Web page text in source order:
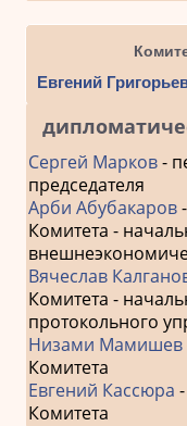
Евгений
Сергей Марков-
председателя
Арби Абубакаров-
Комитета -
Вячеслав
Комитета -
протокольного
Низами Мамишев
Комитета
Евгений Кассюра
Комитета